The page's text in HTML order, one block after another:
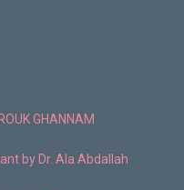
GHANNAM
by Dr. Ala Abdallah